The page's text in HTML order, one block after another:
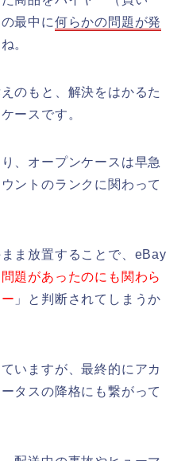
最中に何らかの問題が発
。
のもと、解決をはかるた
ースです。
、オープンケースは早急
ントのランクに関わって
ま放置することで、eBay
題があったのにも関わら
」と判断されてしまうか
いますが、最終的にアカ
タスの降格にも繋がって